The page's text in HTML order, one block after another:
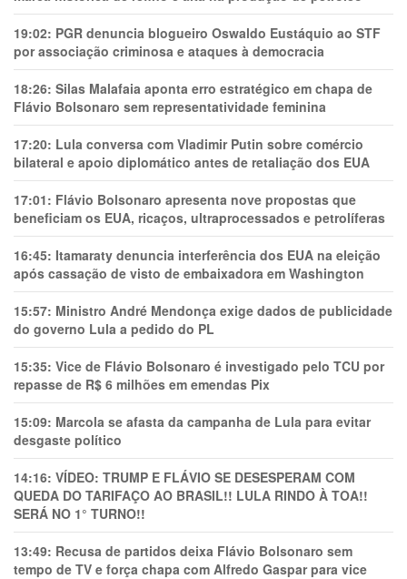
19:02: PGR denuncia blogueiro Oswaldo Eustáquio ao STF
por associação criminosa e ataques à democracia
18:26: Silas Malafaia aponta erro estratégico em chapa de
Flávio Bolsonaro sem representatividade feminina
17:20: Lula conversa com Vladimir Putin sobre comércio
bilateral e apoio diplomático antes de retaliação dos EUA
17:01: Flávio Bolsonaro apresenta nove propostas que
beneficiam os EUA, ricaços, ultraprocessados e petrolíferas
16:45: Itamaraty denuncia interferência dos EUA na eleição
após cassação de visto de embaixadora em Washington
15:57: Ministro André Mendonça exige dados de publicidade
do governo Lula a pedido do PL
15:35: Vice de Flávio Bolsonaro é investigado pelo TCU por
repasse de R$ 6 milhões em emendas Pix
15:09: Marcola se afasta da campanha de Lula para evitar
desgaste político
14:16: VÍDEO: TRUMP E FLÁVIO SE DESESPERAM COM
QUEDA DO TARIFAÇO AO BRASIL!! LULA RINDO À TOA!!
SERÁ NO 1° TURNO!!
13:49: Recusa de partidos deixa Flávio Bolsonaro sem
tempo de TV e força chapa com Alfredo Gaspar para vice